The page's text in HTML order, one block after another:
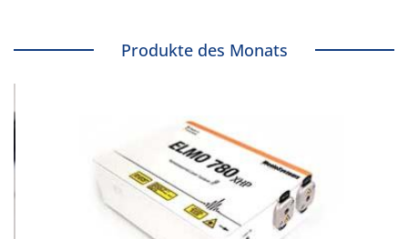
Produkte des Monats